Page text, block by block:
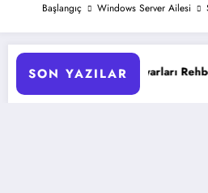
Başlangıç Windows Server Ailesi
SON YAZILAR
Ayarları Rehberi